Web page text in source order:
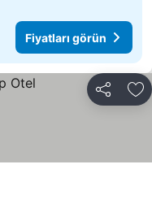
Fiyatları görün
Paylaş